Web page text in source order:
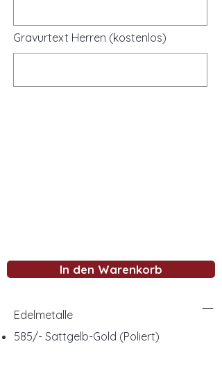
Gravurtext Herren (kostenlos)
In den Warenkorb
Edelmetalle
585/- Sattgelb-Gold (Poliert)